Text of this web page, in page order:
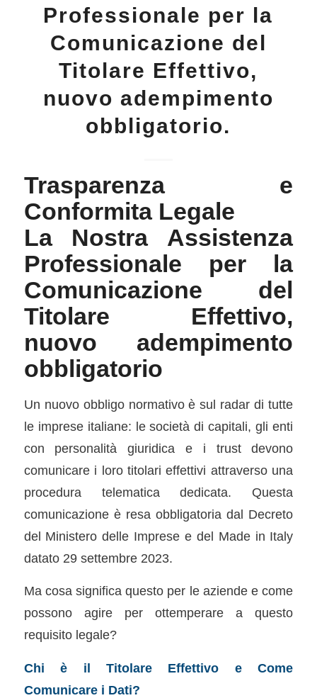
Professionale per la
Comunicazione del
Titolare Effettivo,
nuovo adempimento
obbligatorio.
Trasparenza e
Conformita Legale
La Nostra Assistenza
Professionale per la
Comunicazione del
Titolare Effettivo,
nuovo adempimento
obbligatorio
Un nuovo obbligo normativo è sul radar di tutte
le imprese italiane: le società di capitali, gli enti
con personalità giuridica e i trust devono
comunicare i loro titolari effettivi attraverso una
procedura telematica dedicata. Questa
comunicazione è resa obbligatoria dal Decreto
del Ministero delle Imprese e del Made in Italy
datato 29 settembre 2023.
Ma cosa significa questo per le aziende e come
possono agire per ottemperare a questo
requisito legale?
Chi è il Titolare Effettivo e Come
Comunicare i Dati?